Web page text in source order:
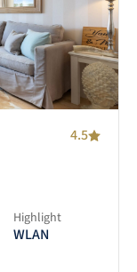
4.5
Highlight
WLAN